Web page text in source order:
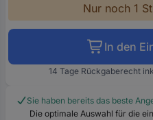
Nur noch 1
In den
14 Tage Rückgaberecht
Sie haben bereits das beste
Die optimale Auswahl für die